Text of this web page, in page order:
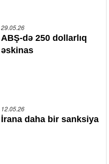
29.05.26
ABŞ-də 250 dollarlıq
əskinas
12.05.26
İrana daha bir sanksiya